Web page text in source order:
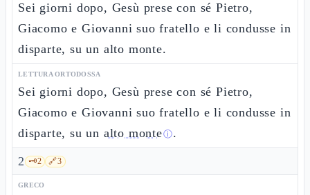
Sei giorni dopo, Gesù prese con sé Pietro,
Giacomo e Giovanni suo fratello e li condusse in
disparte, su un alto monte.
LETTURA ORTODOSSA
Sei giorni dopo, Gesù prese con sé Pietro,
Giacomo e Giovanni suo fratello e li condusse in
disparte, su un alto monteⓘ.
2 🗝️2 🔗3
GRECO